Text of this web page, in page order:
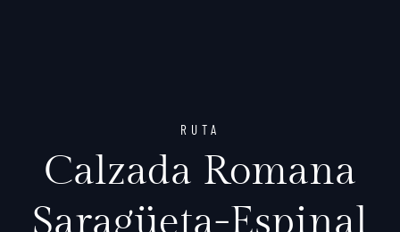
RUTA
Calzada Romana
Saragüeta-Espinal